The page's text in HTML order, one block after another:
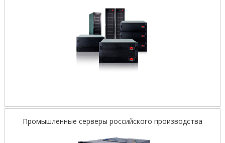
Промышленные серверы российского производства